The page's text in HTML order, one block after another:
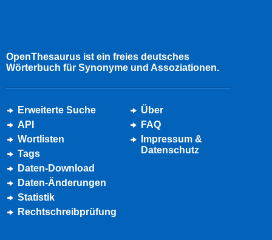
OpenThesaurus ist ein freies deutsches
Wörterbuch für Synonyme und Assoziationen.
Erweiterte Suche
API
Wortlisten
Tags
Daten-Download
Daten-Änderungen
Statistik
Rechtschreibprüfung
Über
FAQ
Impressum &
Datenschutz